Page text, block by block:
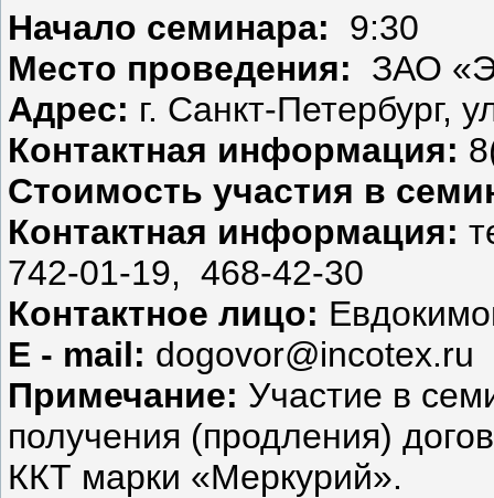
Начало семинара: 9:30
Место проведения:
ЗАО
Адрес: г. Санкт-Петербург,
Контактная информация:
Стоимость участия в
Контактная информация:
742-01-19, 468-42-30
Контактное лицо:
Е - mail: dogovor@incotex.ru
Примечание: Участие в
получения (продления)
ККТ марки «Меркурий».